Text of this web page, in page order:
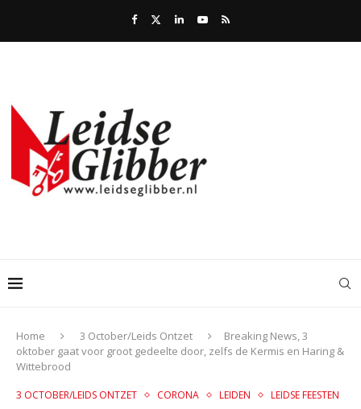
Home 3 October/Leids Ontzet
Breaking News, 3
oktober gaat voor groot gedeelte door, zelfs de Kermis en Haring &
Wittebrood
3 OCTOBER/LEIDS ONTZET CORONA LEIDEN LEIDSE FEESTEN